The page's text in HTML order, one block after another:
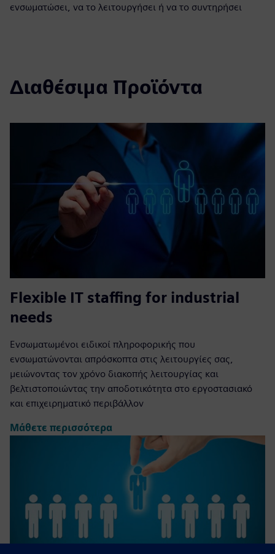
ενσωματώσει, να το λειτουργήσει ή να το συντηρήσει
Διαθέσιμα Προϊόντα
Flexible IT staffing for industrial
needs
Ενσωματωμένοι ειδικοί πληροφορικής που
ενσωματώνονται απρόσκοπτα στις λειτουργίες σας,
μειώνοντας τον χρόνο διακοπής λειτουργίας και
βελτιστοποιώντας την αποδοτικότητα στο εργοστασιακό
και επιχειρηματικό περιβάλλον
Μάθετε περισσότερα